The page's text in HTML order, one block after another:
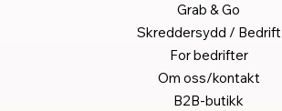
Grab & Go
Skreddersydd / Bedrift
For bedrifter
Om oss/kontakt
B2B-butikk